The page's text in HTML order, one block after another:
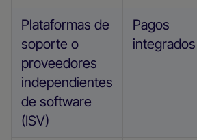
Plataformas de
soporte o
proveedores
independientes
de software
(ISV)
Pagos
integrados